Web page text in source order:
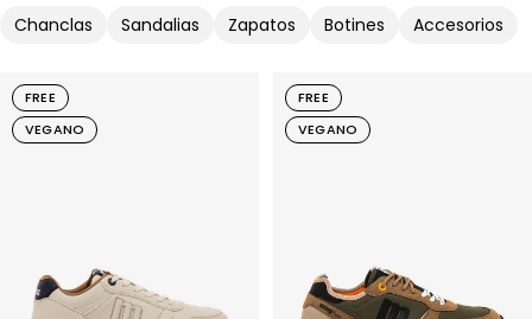
Chanclas Sandalias Zapatos Botines Accesorios
FREE
VEGANO
FREE
VEGANO